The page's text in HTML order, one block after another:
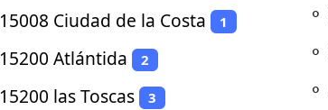
15008 Ciudad de la Costa 1
15200 Atlántida 2
15200 las Toscas 3
⚬
⚬
⚬